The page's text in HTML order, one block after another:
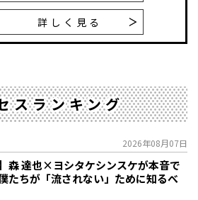
詳しく見る
スランキング
2026年08月07日
】森 達也×ヨシタケシンスケが本音で
たちが「流されない」ために知るべ